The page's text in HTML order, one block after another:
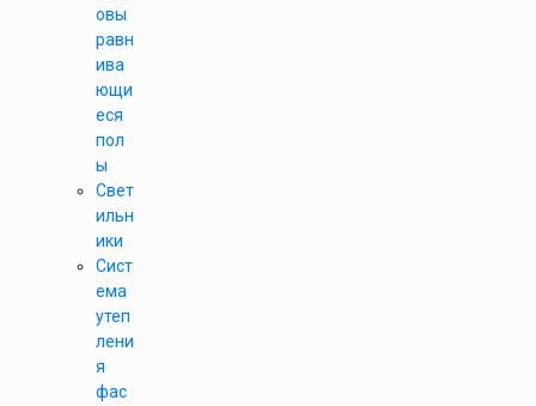
овы
равн
ива
ющи
еся
пол
ы
Свет
ильн
ики
Сист
ема
утеп
лени
я
фас